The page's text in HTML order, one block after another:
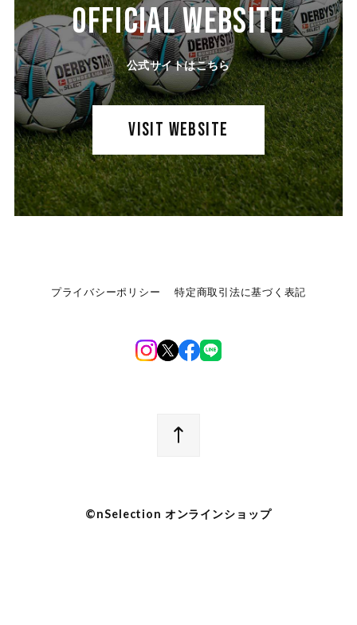
OFFICIAL WEBSITE
公式サイトはこちら
VISIT WEBSITE
プライバシーポリシー 特定商取引法に基づく表記
©︎nSelection オンラインショップ